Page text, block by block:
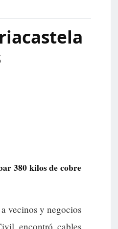
380 kilos de cobre
vecinos y negocios
encontró cables